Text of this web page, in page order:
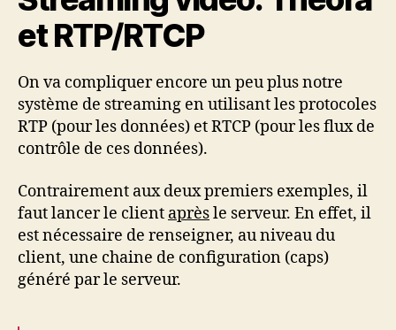
et RTP/RTCP
On va compliquer encore un peu plus notre
système de streaming en utilisant les protocoles
RTP (pour les données) et RTCP (pour les flux de
contrôle de ces données).
Contrairement aux deux premiers exemples, il
faut lancer le client aprèsle serveur. En effet, il
est nécessaire de renseigner, au niveau du
client, une chaine de configuration (caps)
généré par le serveur.